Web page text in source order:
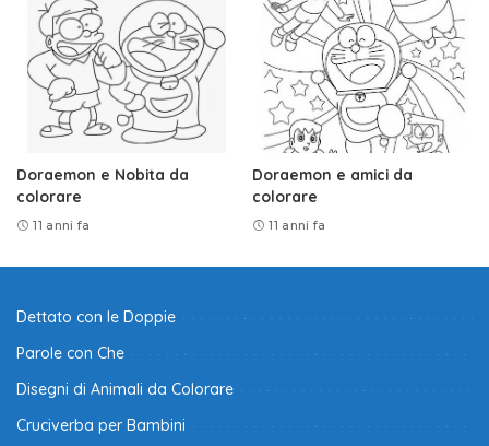
Doraemon e Nobita da
colorare
11 anni fa
Doraemon e amici da
colorare
11 anni fa
Dettato con le Doppie
Parole con Che
Disegni di Animali da Colorare
Cruciverba per Bambini